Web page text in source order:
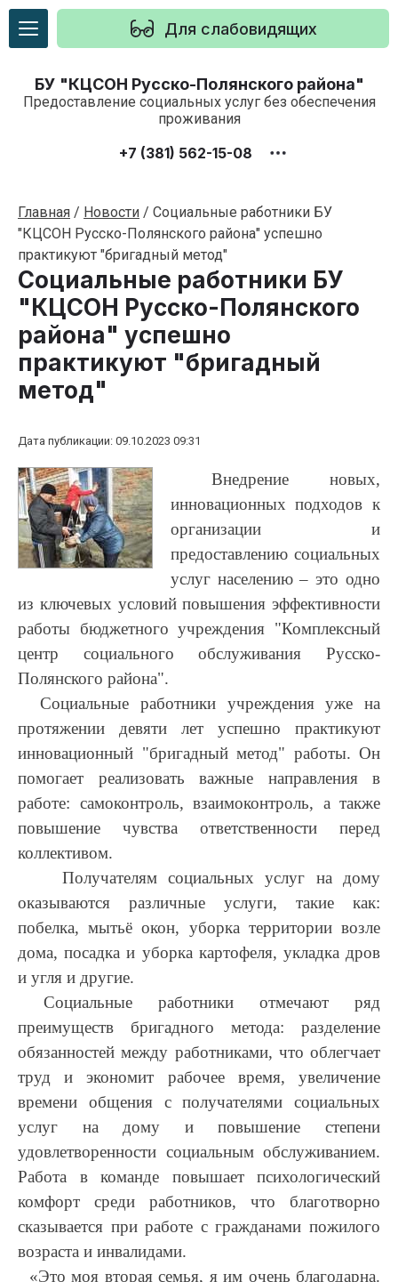
Для слабовидящих
БУ "КЦСОН Русско-Полянского района"
Предоставление социальных услуг без обеспечения
проживания
+7 (381) 562-15-08
Главная / Новости / Социальные работники БУ
"КЦСОН Русско-Полянского района" успешно
практикуют "бригадный метод"
Социальные работники БУ
"КЦСОН Русско-Полянского
района" успешно
практикуют "бригадный
метод"
Дата публикации: 09.10.2023 09:31
Внедрение новых,
инновационных подходов к
организации и
предоставлению социальных
услуг населению – это одно
из ключевых условий повышения эффективности
работы бюджетного учреждения "Комплексный
центр социального обслуживания Русско-
Полянского района".
Социальные работники учреждения уже на
протяжении девяти лет успешно практикуют
инновационный "бригадный метод" работы. Он
помогает реализовать важные направления в
работе: самоконтроль, взаимоконтроль, а также
повышение чувства ответственности перед
коллективом.
Получателям социальных услуг на дому
оказываются различные услуги, такие как:
побелка, мытьё окон, уборка территории возле
дома, посадка и уборка картофеля, укладка дров
и угля и другие.
Социальные работники отмечают ряд
преимуществ бригадного метода: разделение
обязанностей между работниками, что облегчает
труд и экономит рабочее время, увеличение
времени общения с получателями социальных
услуг на дому и повышение степени
удовлетворенности социальным обслуживанием.
Работа в команде повышает психологический
комфорт среди работников, что благотворно
сказывается при работе с гражданами пожилого
возраста и инвалидами.
«Это моя вторая семья, я им очень благодарна.